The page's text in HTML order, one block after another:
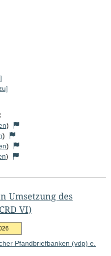
)
)
)
)
Umsetzung des
VI)
Pfandbriefbanken (vdp) e.